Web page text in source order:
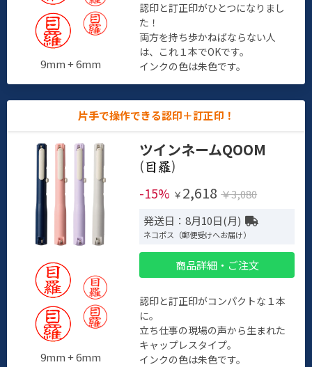
9mm + 6mm
認印と訂正印がひとつになりまし
た！
両方を持ち歩かねばならない人
は、これ１本でOKです。
インクの色は朱色です。
片手で操作できる認印＋訂正印！
9mm + 6mm
ツインネームQOOM
(
)
-15% ￥ 2,618 ￥3,080
発送日：8月10日(月)
ネコポス（郵便受けへお届け）
商品詳細・ご注文
認印と訂正印がコンパクトな１本
に。
立ち仕事の現場の声から生まれた
キャップレスタイプ。
インクの色は朱色です。